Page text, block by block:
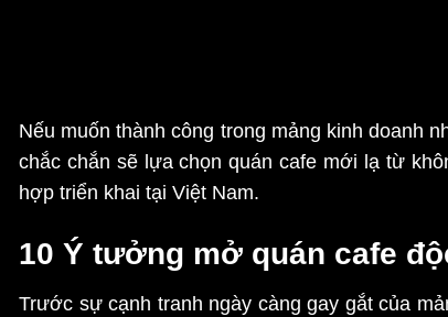
Nếu muốn thành công trong mảng kinh doanh
chắc chắn sẽ lựa chọn quán cafe mới lạ từ
hợp triển khai tại Việt Nam.
10 Ý tưởng mở quán cafe
Trước sự cạnh tranh ngày càng gay gắt của